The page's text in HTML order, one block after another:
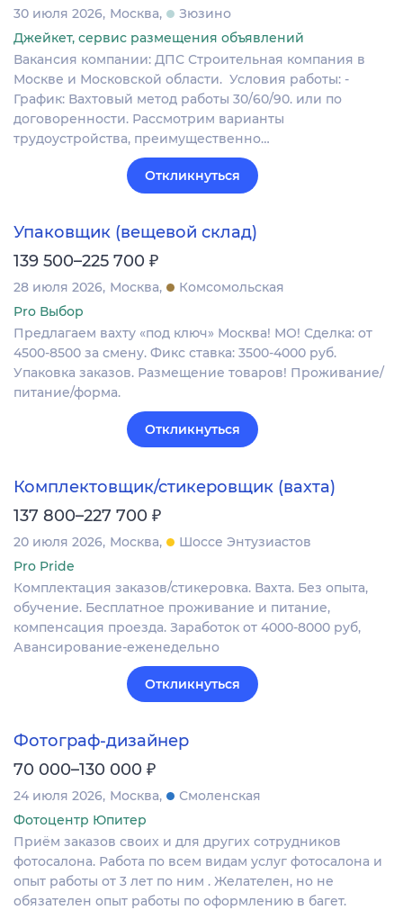
30 июля 2026 Москва
Зюзино
Джейкет, сервис размещения объявлений
Вакансия компании: ДПС Строительная компания в
Москве и Московской области. Условия работы: -
График: Вахтовый метод работы 30/60/90. или по
договоренности. Рассмотрим варианты
трудоустройства, преимущественно…
Откликнуться
Упаковщик (вещевой склад)
139 500–225 700 ₽
28 июля 2026 Москва
Комсомольская
Pro Выбор
Предлагаем вахту «под ключ» Москва! МО! Сделка: от
4500-8500 за смену. Фикс ставка: 3500-4000 руб.
Упаковка заказов. Размещение товаров! Проживание/
питание/форма.
Откликнуться
Комплектовщик/стикеровщик (вахта)
137 800–227 700 ₽
20 июля 2026 Москва
Шоссе Энтузиастов
Pro Pride
Комплектация заказов/стикеровка. Вахта. Без опыта,
обучение. Бесплатное проживание и питание,
компенсация проезда. Заработок от 4000-8000 руб,
Авансирование-еженедельно
Откликнуться
Фотограф-дизайнер
70 000–130 000 ₽
24 июля 2026 Москва
Смоленская
Фотоцентр Юпитер
Приём заказов своих и для других сотрудников
фотосалона. Работа по всем видам услуг фотосалона и
опыт работы от 3 лет по ним . Желателен, но не
обязателен опыт работы по оформлению в багет.